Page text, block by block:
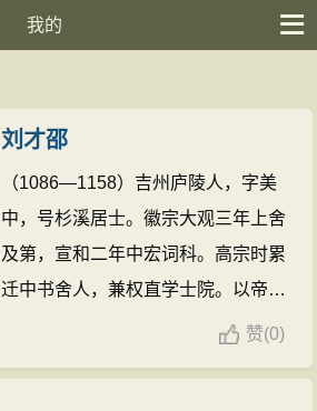
我的
刘才邵
（1086—1158）吉州庐陵人，字美
中，号杉溪居士。徽宗大观三年上舍
及第，宣和二年中宏词科。高宗时累
迁中书舍人，兼权直学士院。以帝称
其能文，为时宰所忌，出知漳州，于
赞(0)